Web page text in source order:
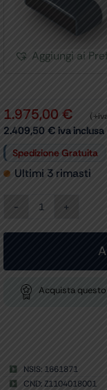
Aggiungi ai
1.975,00 €
2.409,50 € iva inclusa
Spedizione Gratuita
Ultimi 3 rimasti
SONDA
9,0
per
ECO
1/2/3/5/6
Acquista
NSIS: 1661871
CND: Z1104018001